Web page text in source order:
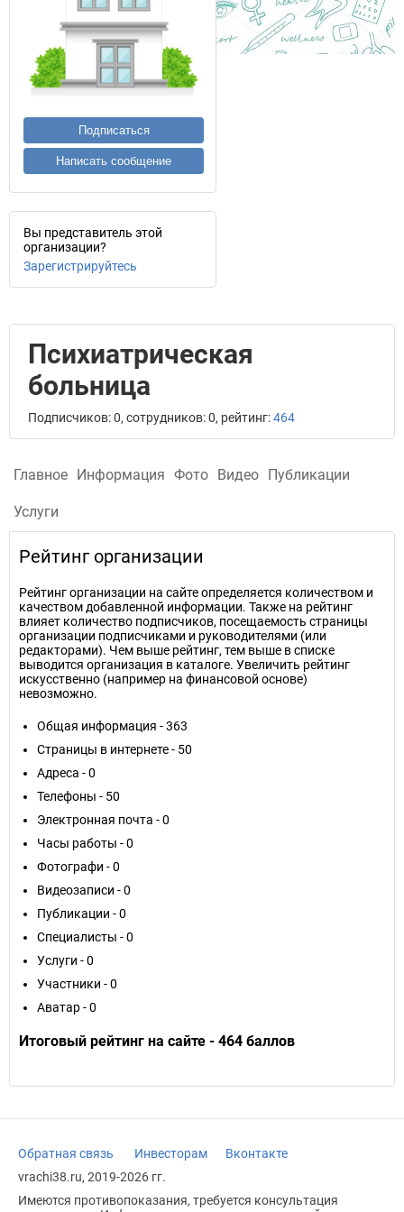
Подписаться
Написать сообщение
Вы представитель этой
организации?
Зарегистрируйтесь
Психиатрическая
больница
Подписчиков: 0, сотрудников: 0, рейтинг:464
Главное Информация Фото Видео Публикации
Услуги
Рейтинг организации
Рейтинг организации на сайте определяется количеством и
качеством добавленной информации. Также на рейтинг
влияет количество подписчиков, посещаемость страницы
организации подписчиками и руководителями (или
редакторами). Чем выше рейтинг, тем выше в списке
выводится организация в каталоге. Увеличить рейтинг
искусственно (например на финансовой основе)
невозможно.
Общая информация - 363
Страницы в интернете - 50
Адреса - 0
Телефоны - 50
Электронная почта - 0
Часы работы - 0
Фотографи - 0
Видеозаписи - 0
Публикации - 0
Специалисты - 0
Услуги - 0
Участники - 0
Аватар - 0
Итоговый рейтинг на сайте - 464 баллов
Обратная связь Инвесторам
Вконтакте
vrachi38.ru, 2019-2026 гг.
Имеются противопоказания, требуется консультация